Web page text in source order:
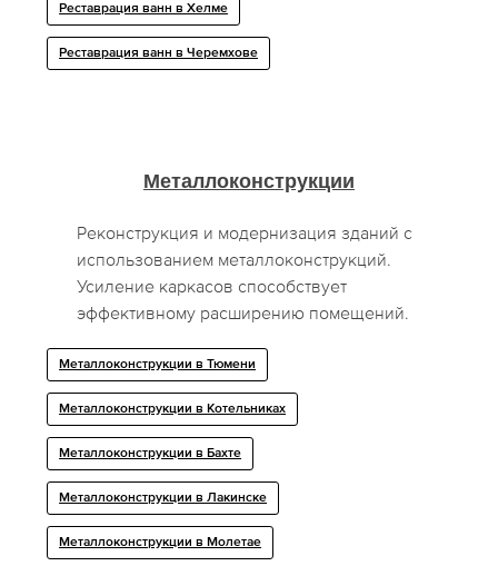
Реставрация ванн в Хелме
Реставрация ванн в Черемхове
Металлоконструкции
Реконструкция и модернизация зданий с
использованием металлоконструкций.
Усиление каркасов способствует
эффективному расширению помещений.
Металлоконструкции в Тюмени
Металлоконструкции в Котельниках
Металлоконструкции в Бахте
Металлоконструкции в Лакинске
Металлоконструкции в Молетае